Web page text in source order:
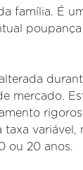
família. É
poupança
mercado.
ou 20 anos.